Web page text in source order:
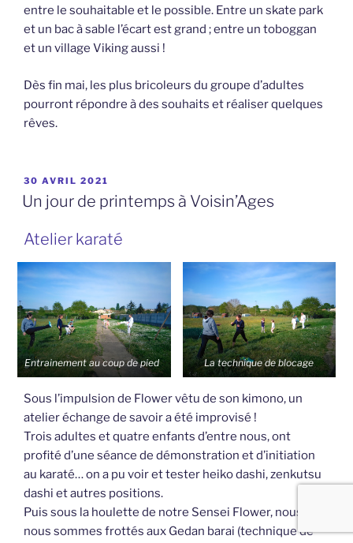
entre le souhaitable et le possible. Entre un skate park
et un bac à sable l’écart est grand ; entre un toboggan
et un village Viking aussi !
Dès fin mai, les plus bricoleurs du groupe d’adultes
pourront répondre à des souhaits et réaliser quelques
rêves.
PUBLIÉ
LE
30 AVRIL 2021
Un jour de printemps à Voisin’Ages
Atelier karaté
Entrainement au coup de pied La technique de blocage
Sous l’impulsion de Flower vêtu de son kimono, un
atelier échange de savoir a été improvisé !
Trois adultes et quatre enfants d’entre nous, ont
profité d’une séance de démonstration et d’initiation
au karaté… on a pu voir et tester heiko dashi, zenkutsu
dashi et autres positions.
Puis sous la houlette de notre Sensei Flower, nous
nous sommes frottés aux Gedan barai (technique de